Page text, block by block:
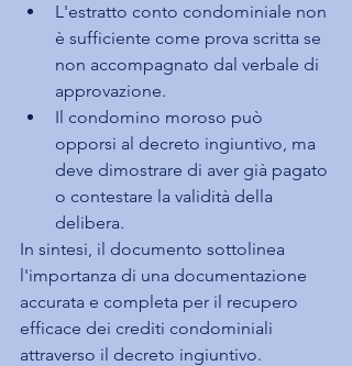
L'estratto conto condominiale non
è sufficiente come prova scritta se
non accompagnato dal verbale di
approvazione.
Il condomino moroso può
opporsi al decreto ingiuntivo, ma
deve dimostrare di aver già pagato
o contestare la validità della
delibera.
In sintesi, il documento sottolinea
l'importanza di una documentazione
accurata e completa per il recupero
efficace dei crediti condominiali
attraverso il decreto ingiuntivo.